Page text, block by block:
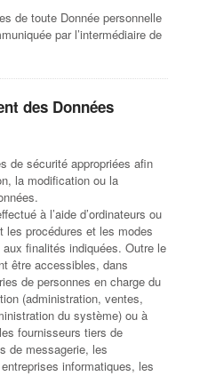
de toute Donnée personnelle
par l’intermédiaire de
des Données
de sécurité appropriées afin
la modification ou la
à l’aide d’ordinateurs ou
les procédures et les modes
finalités indiquées. Outre le
être accessibles, dans
de personnes en charge du
(administration, ventes,
du système) ou à
fournisseurs tiers de
de messagerie, les
informatiques, les